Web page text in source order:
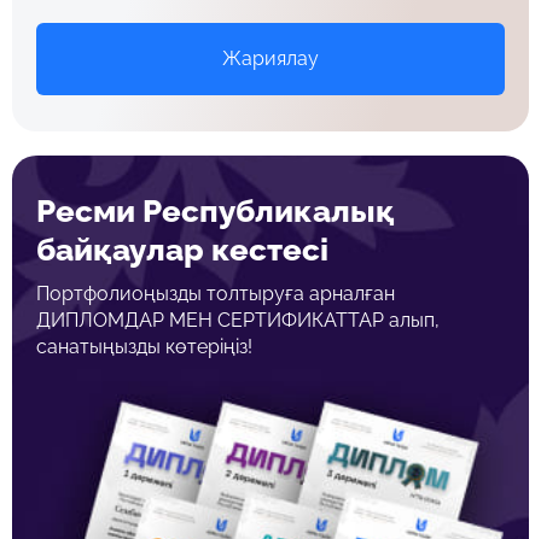
Жариялау
Ресми Республикалық
байқаулар кестесі
Портфолиоңызды толтыруға арналған
ДИПЛОМДАР МЕН СЕРТИФИКАТТАР алып,
санатыңызды көтеріңіз!